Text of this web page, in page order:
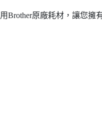
Brother原廠耗材，讓您擁